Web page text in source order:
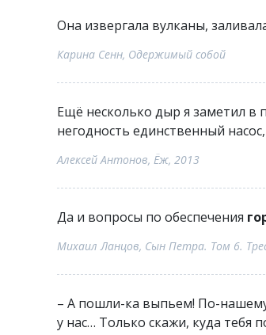
Она извергала вулканы,
Карина Сенн, Одержимый собой
Ещё несколько дыр я заметил в
негодность единственный
Алексей Антонов, Ёж, 2013
Да и вопросы по обеспечения
Михаил Ланцов, Сын Петра. Том 6.
– А пошли-ка выпьем! По-
у нас… Только скажи, куда тебя